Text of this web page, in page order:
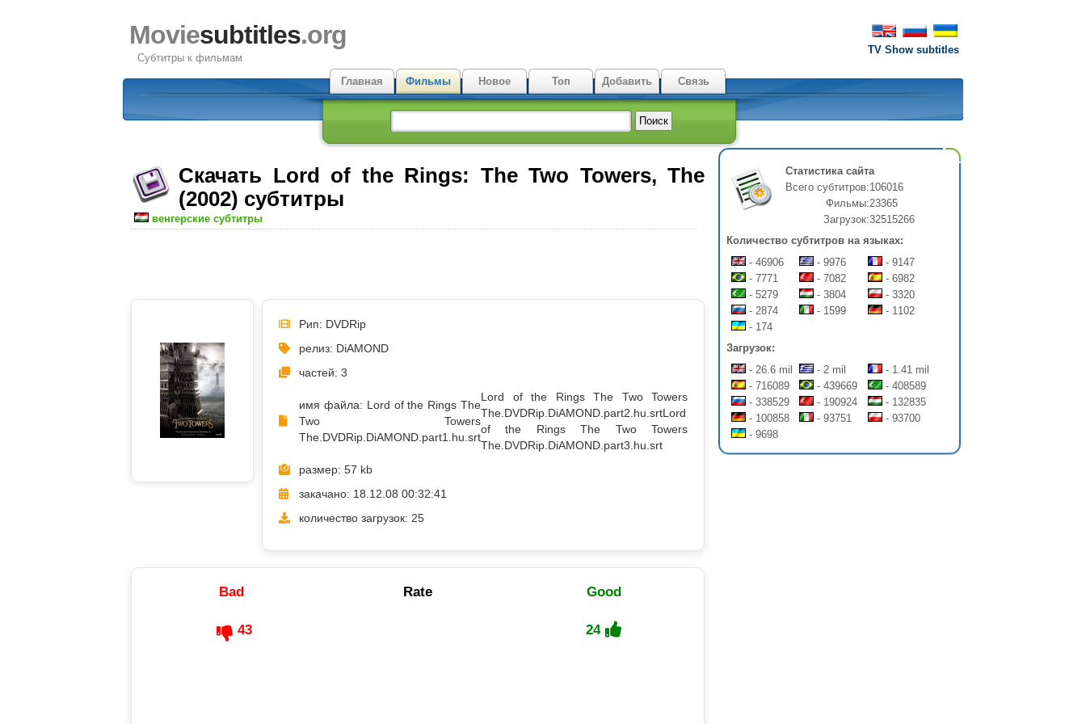
TV Show subtitles
Moviesubtitles.org
Субтитры к фильмам
Главная
Фильмы Новое Топ Добавить Связь
Скачать Lord of the Rings: The Two Towers, The
(2002) субтитры
венгерские субтитры
Рип: DVDRip
релиз: DiAMOND
частей: 3
имя файла: Lord of the Rings The
Two Towers
The.DVDRip.DiAMOND.part1.hu.srt
Lord of the Rings The Two Towers
The.DVDRip.DiAMOND.part2.hu.srtLord
of the Rings The Two Towers
The.DVDRip.DiAMOND.part3.hu.srt
размер: 57 kb
закачано: 18.12.08 00:32:41
количество загрузок: 25
Bad Rate Good
43 24
Статистика сайта
Всего субтитров:106016
Фильмы:23365
Загрузок:32515266
Количество субтитров на языках:
- 46906
- 9976
- 9147
- 7771
- 7082
- 6982
- 5279
- 3804
- 3320
- 2874
- 1599
- 1102
- 174
Загрузок:
- 26.6 mil
- 2 mil
- 1.41 mil
- 716089
- 439669
- 408589
- 338529
- 190924
- 132835
- 100858
- 93751
- 93700
- 9698